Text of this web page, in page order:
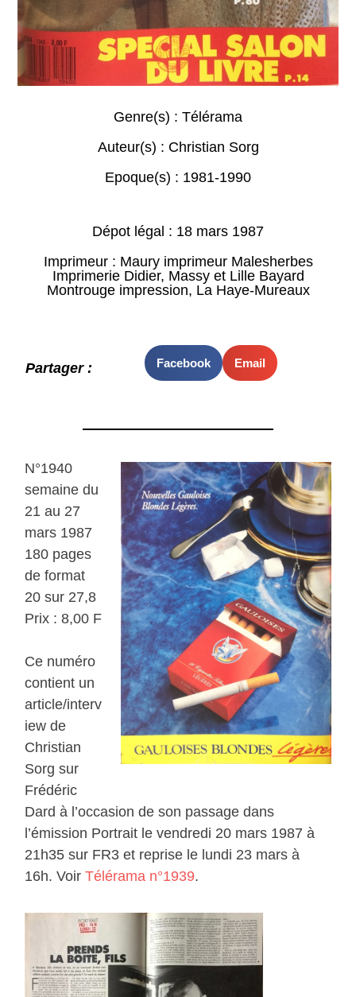
Genre(s) : Télérama
Auteur(s) : Christian Sorg
Epoque(s) : 1981-1990
Dépot légal : 18 mars 1987
Imprimeur : Maury imprimeur Malesherbes
Imprimerie Didier, Massy et Lille Bayard
Montrouge impression, La Haye-Mureaux
Partager : Facebook Email
N°1940
semaine du
21 au 27
mars 1987
180 pages
de format
20 sur 27,8
Prix : 8,00 F
Ce numéro
contient un
article/interv
iew de
Christian
Sorg sur
Frédéric
Dard à l’occasion de son passage dans
l’émission Portrait le vendredi 20 mars 1987 à
21h35 sur FR3 et reprise le lundi 23 mars à
16h. VoirTélérama n°1939.